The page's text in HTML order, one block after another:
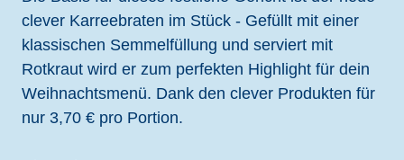
clever Karreebraten im Stück - Gefüllt mit einer
klassischen Semmelfüllung und serviert mit
Rotkraut wird er zum perfekten Highlight für dein
Weihnachtsmenü. Dank den clever Produkten für
nur 3,70 € pro Portion.